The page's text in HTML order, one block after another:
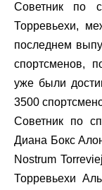
Советник по
Торревьехи,
последнем
спортсменов,
уже были
3500
Советник по
Диана Бокс
Nostrum
Торревьехи